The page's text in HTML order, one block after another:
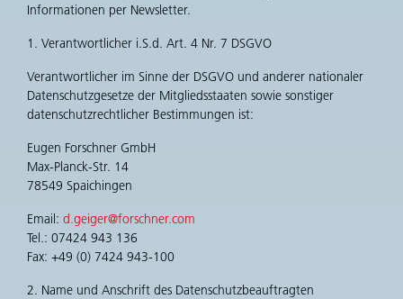
Informationen per Newsletter.
1. Verantwortlicher i.S.d. Art. 4 Nr. 7 DSGVO
Verantwortlicher im Sinne der DSGVO und anderer nationaler
Datenschutzgesetze der Mitgliedsstaaten sowie sonstiger
datenschutzrechtlicher Bestimmungen ist:
Eugen Forschner GmbH
Max-Planck-Str. 14
78549 Spaichingen
Email: d.geiger@forschner.com
Tel.: 07424 943 136
Fax: +49 (0) 7424 943-100
2. Name und Anschrift des Datenschutzbeauftragten